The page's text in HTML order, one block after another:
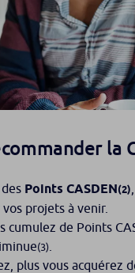
la
Points CASDEN(2)
projets à venir.
cumulez de Points
(3)
plus vous acquérez